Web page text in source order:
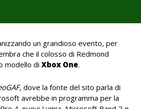
un grandioso evento, per
che il colosso di Redmond
modello di Xbox One.
, dove la fonte del sito parla di
avrebbe in programma per la